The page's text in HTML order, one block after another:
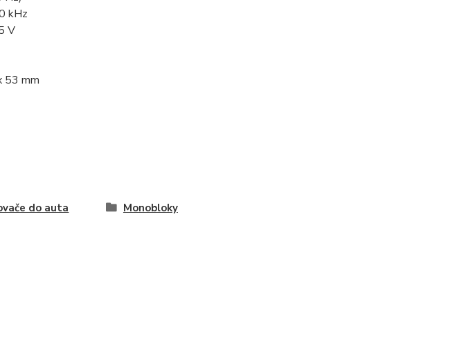
kHz
V
mm
do auta Monobloky